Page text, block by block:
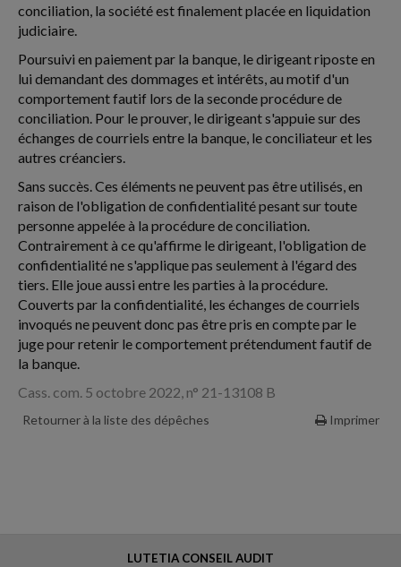
conciliation, la société est finalement placée en liquidation
judiciaire.
Poursuivi en paiement par la banque, le dirigeant riposte en
lui demandant des dommages et intérêts, au motif d'un
comportement fautif lors de la seconde procédure de
conciliation. Pour le prouver, le dirigeant s'appuie sur des
échanges de courriels entre la banque, le conciliateur et les
autres créanciers.
Sans succès. Ces éléments ne peuvent pas être utilisés, en
raison de l'obligation de confidentialité pesant sur toute
personne appelée à la procédure de conciliation.
Contrairement à ce qu'affirme le dirigeant, l'obligation de
confidentialité ne s'applique pas seulement à l'égard des
tiers. Elle joue aussi entre les parties à la procédure.
Couverts par la confidentialité, les échanges de courriels
invoqués ne peuvent donc pas être pris en compte par le
juge pour retenir le comportement prétendument fautif de
la banque.
Cass. com. 5 octobre 2022, n° 21-13108 B
Retourner à la liste des dépêches Imprimer
LUTETIA CONSEIL AUDIT